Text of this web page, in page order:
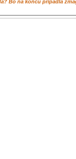
Bo na koncu pripadla